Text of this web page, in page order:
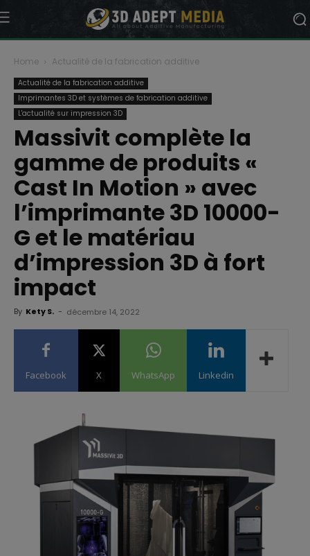
Home Actualité de la fabrication additive
Actualité de la fabrication additive
Imprimantes 3D et systèmes de fabrication additive
L'actualité sur impression 3D
Massivit complète la
gamme de produits «
Cast In Motion » avec
l’imprimante 3D 10000-
G et le matériau
d’impression 3D à fort
impact
By Kety S. - décembre 14, 2022
Facebook X WhatsApp Linkedin